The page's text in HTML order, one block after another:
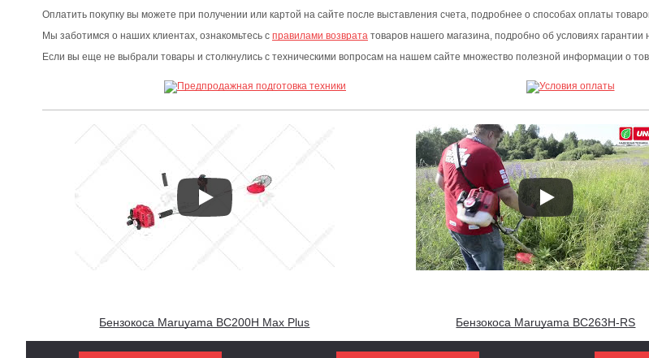
Оплатить покупку вы можете при получении или картой на сайте после выставления счета, подробнее о способах оплаты
Мы заботимся о наших клиентах, ознакомьтесь с правилами возврата товаров нашего магазина, подробно об условиях
Если вы еще не выбрали товары и столкнулись с техническими вопросам на нашем сайте множество полезной информации о
Бензокоса Maruyama BC200H Max Plus Бензокоса Maruyama BC263H-RS